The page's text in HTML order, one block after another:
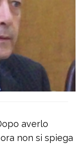
averlo
non si spiega